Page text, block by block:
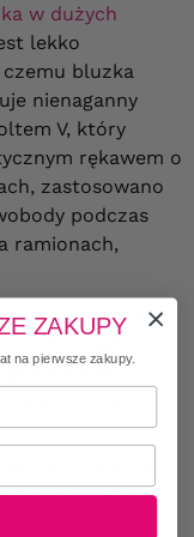
w dużych
lekko
bluzka
nienaganny
V, który
rękawem o
zastosowano
podczas
ramionach,
świetnie
w kant, jak i z
pozwala, by
głównym
świetnie
i spotkania
produkcji, co
ZAKUPY
na pierwsze zakupy.